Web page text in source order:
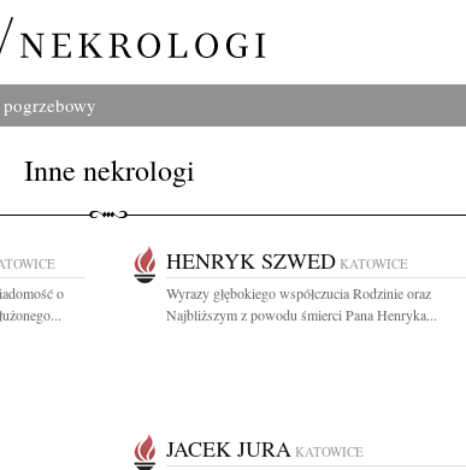
Inne nekrologi
o
HENRYK SZWED KATOWICE
Wyrazy głębokiego współczucia Rodzinie oraz
Najbliższym z powodu śmierci Pana Henryka...
JACEK JURA KATOWICE